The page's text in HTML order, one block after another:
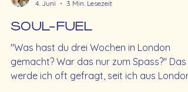
Julie
4. Juni
3 Min. Lesezeit
SOUL-FUEL